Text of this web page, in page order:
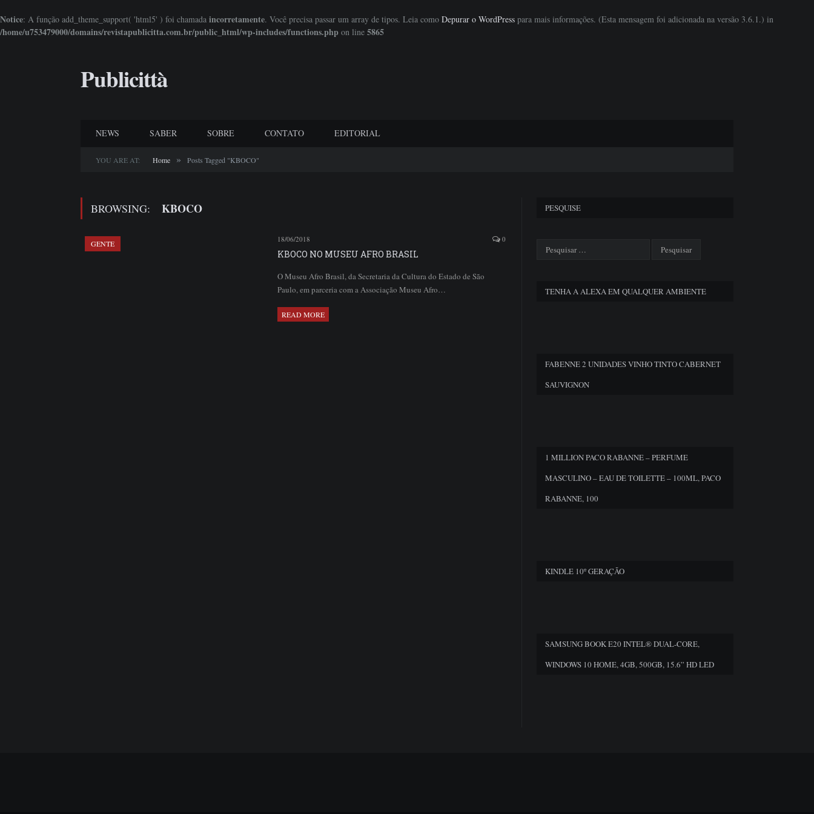
Notice: A função add_theme_support( 'html5' ) foi chamada incorretamente. Você precisa passar um array de tipos. Leia como Depurar o WordPress para mais informações. (Esta mensagem foi adicionada na versão 3.6.1.) in
/home/u753479000/domains/revistapublicitta.com.br/public_html/wp-includes/functions.php on line 5865
Publicittà
NEWS SABER SOBRE CONTATO EDITORIAL
YOU ARE AT: Home » Posts Tagged "KBOCO"
BROWSING: KBOCO
GENTE 18/06/2018 0
KBOCO NO MUSEU AFRO BRASIL
O Museu Afro Brasil, da Secretaria da Cultura do Estado de São
Paulo, em parceria com a Associação Museu Afro…
READ MORE
PESQUISE
TENHA A ALEXA EM QUALQUER AMBIENTE
FABENNE 2 UNIDADES VINHO TINTO CABERNET
SAUVIGNON
1 MILLION PACO RABANNE – PERFUME
MASCULINO – EAU DE TOILETTE – 100ML, PACO
RABANNE, 100
KINDLE 10º GERAÇÃO
SAMSUNG BOOK E20 INTEL® DUAL-CORE,
WINDOWS 10 HOME, 4GB, 500GB, 15.6” HD LED